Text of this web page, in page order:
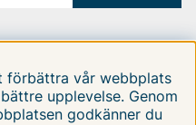
förbättra vår webbplats
upplevelse. Genom
godkänner du